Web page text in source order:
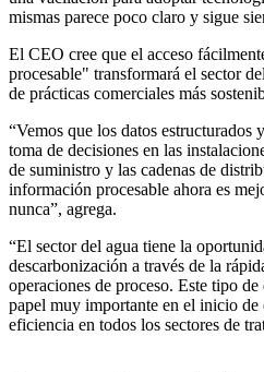
mismas parece poco claro y sigue
El CEO cree que el acceso
procesable" transformará el sector
de prácticas comerciales más
“Vemos que los datos estructurados
toma de decisiones en las
de suministro y las cadenas de
información procesable ahora es
nunca”, agrega.
“El sector del agua tiene la
descarbonización a través de la
operaciones de proceso. Este tipo
papel muy importante en el inicio de
eficiencia en todos los sectores de